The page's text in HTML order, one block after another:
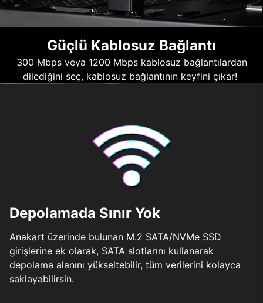
Güçlü Kablosuz Bağlantı
300 Mbps veya 1200 Mbps kablosuz bağlantılardan
dilediğini seç, kablosuz bağlantının keyfini çıkar!
Depolamada Sınır Yok
Anakart üzerinde bulunan M.2 SATA/NVMe SSD
girişlerine ek olarak, SATA slotlarını kullanarak
depolama alanını yükseltebilir, tüm verilerini kolayca
saklayabilirsin.